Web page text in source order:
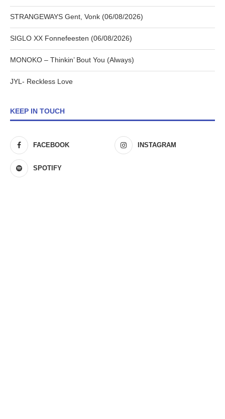
STRANGEWAYS Gent, Vonk (06/08/2026)
SIGLO XX Fonnefeesten (06/08/2026)
MONOKO – Thinkin’ Bout You (Always)
JYL- Reckless Love
KEEP IN TOUCH
FACEBOOK INSTAGRAM
SPOTIFY